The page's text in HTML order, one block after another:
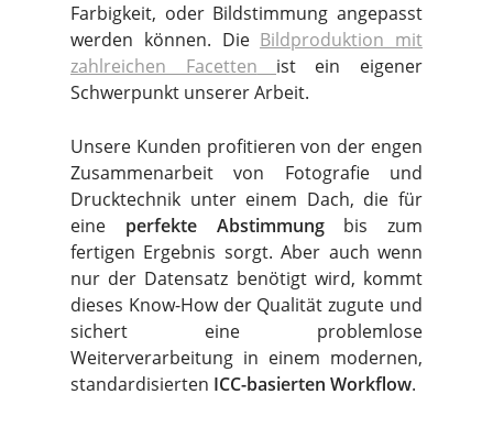
Farbigkeit, oder Bildstimmung angepasst
werden können. Die Bildproduktion mit
zahlreichen Facetten
ist ein eigener
Schwerpunkt unserer Arbeit.
Unsere Kunden profitieren von der engen
Zusammenarbeit von Fotografie und
Drucktechnik unter einem Dach, die für
eine perfekte Abstimmungbis zum
fertigen Ergebnis sorgt. Aber auch wenn
nur der Datensatz benötigt wird, kommt
dieses Know-How der Qualität zugute und
sichert eine problemlose
Weiterverarbeitung in einem modernen,
standardisierten ICC-basierten Workflow.